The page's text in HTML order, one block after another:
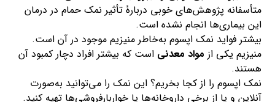
متأسفانه پژوهش‌های خوبی دربارۀ تأثیر نمک حمام در درمان
این بیماری‌ها انجام نشده است.
بیشتر فواید نمک اپسوم به‌خاطر منیزیم موجود در آن است.
منیزیم یکی از مواد معدنی است که بیشتر افراد دچار کمبود آن
هستند.
نمک اپسوم را از کجا بخریم؟ این نمک را می‌توانید به‌صورت
آنلاین و یا از برخی داروخانه‌ها یا خواربارفروشی‌ها تهیه کنید.